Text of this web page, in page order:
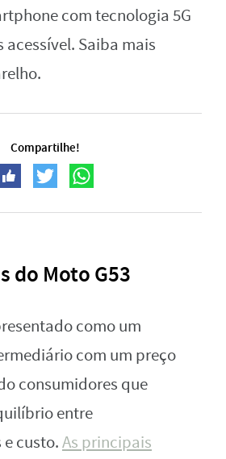
com tecnologia 5G
acessível. Saiba mais
Compartilhe!
do Moto G53
como um
com um preço
consumidores que
entre
custo.As principais